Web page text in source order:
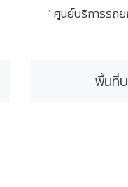
" ศูนย์บริการรถ
พื้นที่